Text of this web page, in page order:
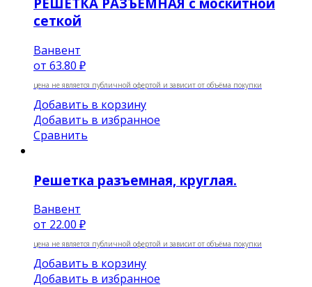
сеткой
Ванвент
от 63.80 ₽
цена не является публичной офертой и зависит от объёма покупки
Добавить в корзину
Добавить в избранное
Сравнить
Решетка разъемная, круглая.
Ванвент
от 22.00 ₽
цена не является публичной офертой и зависит от объёма покупки
Добавить в корзину
Добавить в избранное